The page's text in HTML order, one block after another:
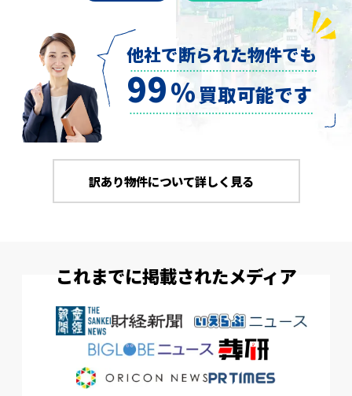
他社で断られた物件でも
99％ 買取可能です
訳あり物件について詳しく見る
これまでに掲載されたメディア